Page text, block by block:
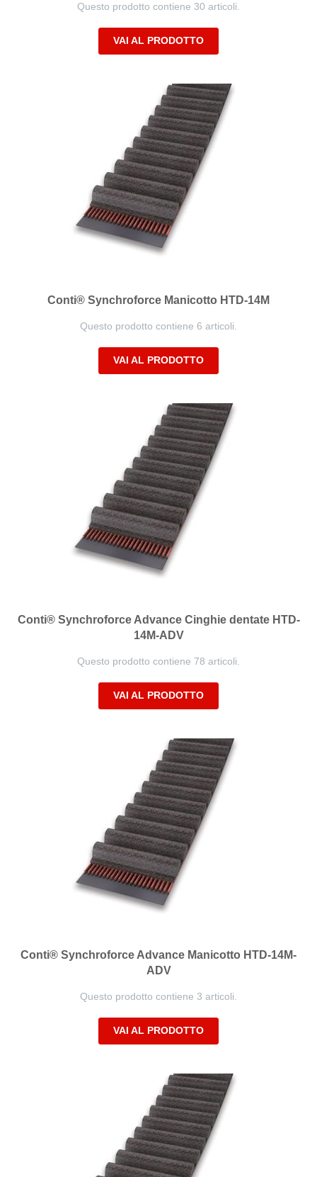
Questo prodotto contiene 30 articoli.
VAI AL PRODOTTO
Conti® Synchroforce Manicotto HTD-14M
Questo prodotto contiene 6 articoli.
VAI AL PRODOTTO
Conti® Synchroforce Advance Cinghie dentate HTD-
14M-ADV
Questo prodotto contiene 78 articoli.
VAI AL PRODOTTO
Conti® Synchroforce Advance Manicotto HTD-14M-
ADV
Questo prodotto contiene 3 articoli.
VAI AL PRODOTTO